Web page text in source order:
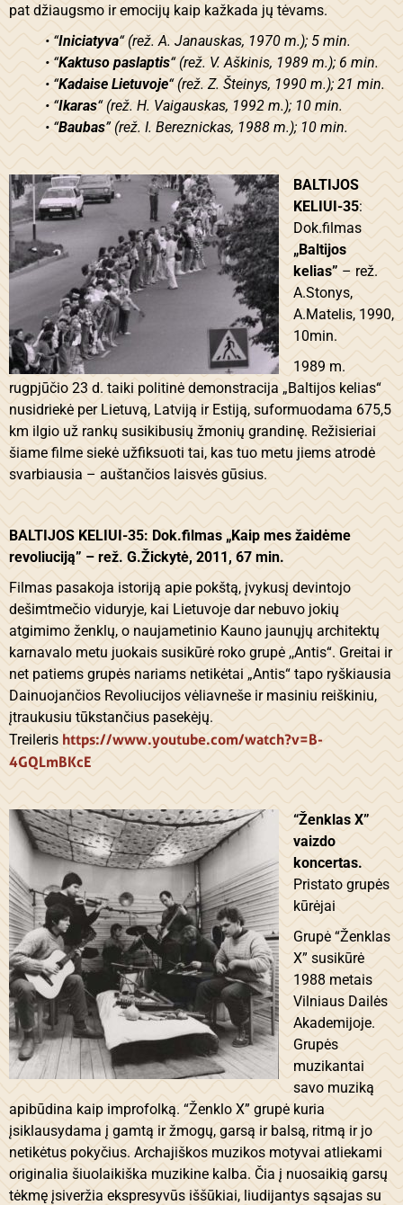
pat džiaugsmo ir emocijų kaip kažkada jų tėvams.
• “Iniciatyva“ (rež. A. Janauskas, 1970 m.); 5 min.
• “Kaktuso paslaptis“ (rež. V. Aškinis, 1989 m.); 6 min.
• “Kadaise Lietuvoje“ (rež. Z. Šteinys, 1990 m.); 21 min.
• “Ikaras“ (rež. H. Vaigauskas, 1992 m.); 10 min.
• “Baubas” (rež. I. Bereznickas, 1988 m.); 10 min.
BALTIJOS
KELIUI-35:
Dok.filmas
„Baltijos
kelias” – rež.
A.Stonys,
A.Matelis, 1990,
10min.
1989 m.
rugpjūčio 23 d. taiki politinė demonstracija „Baltijos kelias“
nusidriekė per Lietuvą, Latviją ir Estiją, suformuodama 675,5
km ilgio už rankų susikibusių žmonių grandinę. Režisieriai
šiame filme siekė užfiksuoti tai, kas tuo metu jiems atrodė
svarbiausia – auštančios laisvės gūsius.
BALTIJOS KELIUI-35: Dok.filmas „Kaip mes žaidėme
revoliuciją” – rež. G.Žickytė, 2011, 67 min.
Filmas pasakoja istoriją apie pokštą, įvykusį devintojo
dešimtmečio viduryje, kai Lietuvoje dar nebuvo jokių
atgimimo ženklų, o naujametinio Kauno jaunųjų architektų
karnavalo metu juokais susikūrė roko grupė ,,Antis“. Greitai ir
net patiems grupės nariams netikėtai „Antis“ tapo ryškiausia
Dainuojančios Revoliucijos vėliavneše ir masiniu reiškiniu,
įtraukusiu tūkstančius pasekėjų.
Treileris https://www.youtube.com/watch?v=B-
4GQLmBKcE
“Ženklas X”
vaizdo
koncertas.
Pristato grupės
kūrėjai
Grupė “Ženklas
X” susikūrė
1988 metais
Vilniaus Dailės
Akademijoje.
Grupės
muzikantai
savo muziką
apibūdina kaip improfolką. “Ženklo X” grupė kuria
įsiklausydama į gamtą ir žmogų, garsą ir balsą, ritmą ir jo
netikėtus pokyčius. Archajiškos muzikos motyvai atliekami
originalia šiuolaikiška muzikine kalba. Čia į nuosaikią garsų
tėkmę įsiveržia ekspresyvūs iššūkiai, liudijantys sąsajas su